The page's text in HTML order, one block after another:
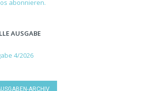
AUSGABE
ARCHIV